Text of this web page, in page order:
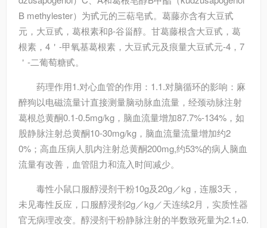
B methylester）为甙元的三萜皂甙。葛藤亦含有大豆甙
元，大豆甙，葛根素和β-谷甾醇。甘葛藤根含大豆甙，葛
根素，4＇-甲氧基葛根素，大豆甙元及痕量大豆甙元-4，7
＇-二葡萄糖甙。
药理作用1.对心血管的作用：1.1.对脑循环的影响：麻
醉狗以电磁流量计直接测量脑动脉血流量，经颈动脉注射
葛根总黄酮0.1-0.5mg/kg，脑血流量增加87.7%-134%，如
股静脉注射总黄酮10-30mg/kg，脑血流量流量增加约2
0%；高血压病人肌内注射总黄酮200mg,约53%的病人脑血
流量有改善，血管阻力和流入时间减少。
毒性小鼠口服醇浸剂干粉10g及20g／kg，连服3天，
未见毒性反应，口服醇浸剂2g／kg／天连续2月，实质性器
官无病理改变。醇浸剂干粉静脉注射的半数致死量为2.1±0.